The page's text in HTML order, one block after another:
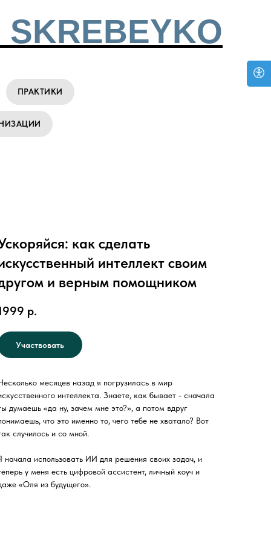
ПРАКТИКИ
как сделать
интеллект своим
и верным помощником
р.
Участвовать
месяцев назад я погрузилась в мир
интеллекта. Знаете, как бывает - сначала
думаешь «да ну, зачем мне это?», а потом вдруг
что это именно то, чего тебе не хватало? Вот
случилось и со мной.
начала использовать ИИ для решения своих задач, и
у меня есть цифровой ассистент, личный коуч и
«Оля из будущего».